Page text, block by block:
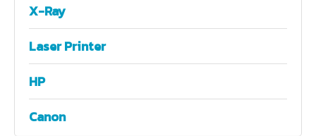
X-Ray
Laser Printer
HP
Canon